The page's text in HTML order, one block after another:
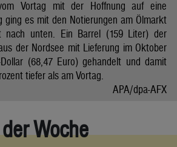
Vortag mit der Hoffnung auf eine
ging es mit den Notierungen am Ölmarkt
nach unten. Ein Barrel (159 Liter) der
der Nordsee mit Lieferung im Oktober
(68,47 Euro) gehandelt und damit
tiefer als am Vortag.
APA/dpa-AFX
Woche